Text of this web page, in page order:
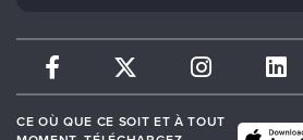
CE OÙ QUE CE SOIT ET À TOUT